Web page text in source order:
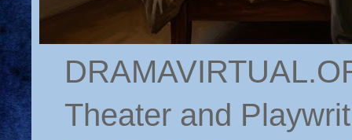
Theater and